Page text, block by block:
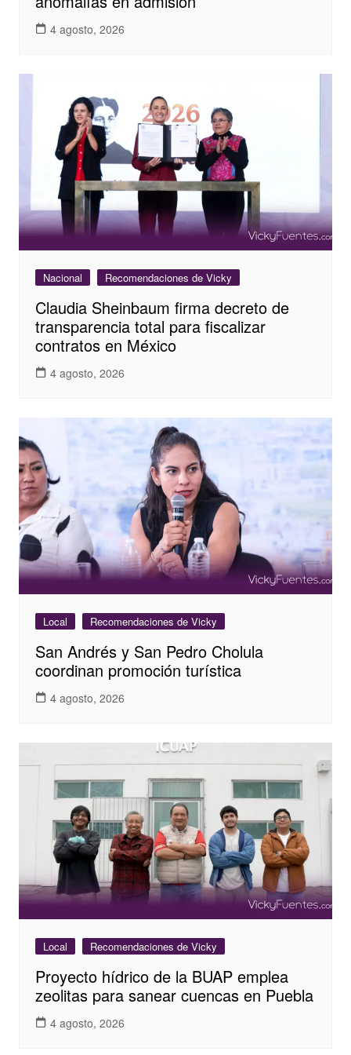
4 agosto, 2026
Nacional Recomendaciones de Vicky
Claudia Sheinbaum firma decreto de
transparencia total para fiscalizar
contratos en México
4 agosto, 2026
Local Recomendaciones de Vicky
San Andrés y San Pedro Cholula
coordinan promoción turística
4 agosto, 2026
Local Recomendaciones de Vicky
Proyecto hídrico de la BUAP emplea
zeolitas para sanear cuencas en Puebla
4 agosto, 2026